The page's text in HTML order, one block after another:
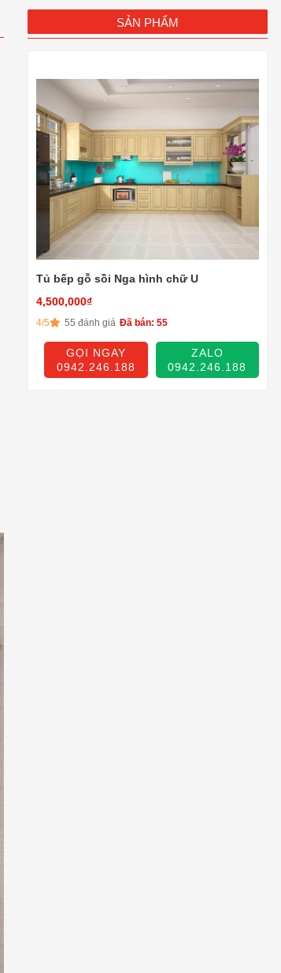
SẢN PHẨM
Tủ bếp gỗ sồi Nga hình chữ U
4,500,000₫
4/5 55 đánh giá Đã bán: 55
GỌI NGAY
0942.246.188
ZALO
0942.246.188